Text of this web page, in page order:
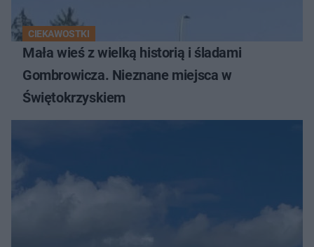
CIEKAWOSTKI
Mała wieś z wielką historią i śladami
Gombrowicza. Nieznane miejsca w
Świętokrzyskiem